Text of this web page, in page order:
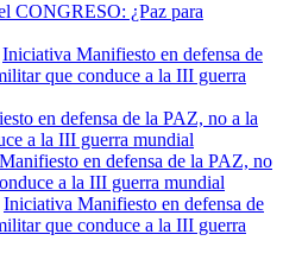
CONGRESO: ¿Paz para
Iniciativa Manifiesto en defensa de
que conduce a la III guerra
en defensa de la PAZ, no a la
a la III guerra mundial
en defensa de la PAZ, no
a la III guerra mundial
Iniciativa Manifiesto en defensa de
que conduce a la III guerra